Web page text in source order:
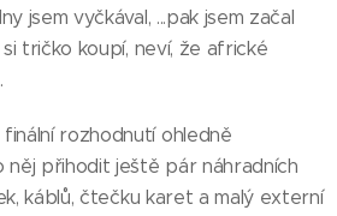
jsem vyčkával, ...pak jsem začal
tričko koupí, neví, že africké
rozhodnutí ohledně
přihodit ještě pár náhradních
káblů, čtečku karet a malý externí